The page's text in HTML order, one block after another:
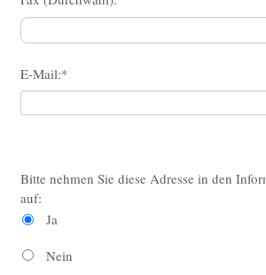
Downloads
Betriebsanleitungen
Stammblätter
Pflichtfeld
E-Mail:*
Bitte nehmen Sie diese Adresse in den
auf:
Ja
Nein